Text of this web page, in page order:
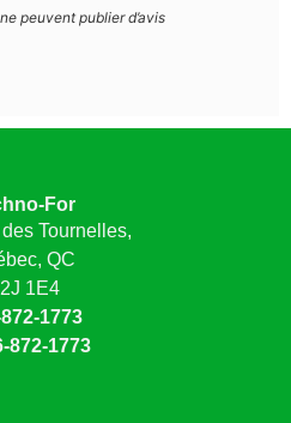
peuvent publier d’avis
For
Tournelles,
QC
1E4
1773
872-1773